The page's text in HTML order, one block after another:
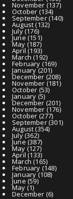
November (137)
October (134)
September(140)
August(132)
July(176)
June(151)
May (187)
April (193)
March (192)
February (169)
January(201)
December (208)
November (181)
October (53)
January (5)
December(201)
November (176)
October (277)
September(301)
August(354)
July(362)
June(387)
May (127)
April (133)
March (165)
February (148)
January(108)
June (59)
May (1)
December (6)